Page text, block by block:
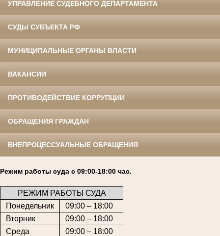
УПРАВЛЕНИЕ СУДЕБНОГО ДЕПАРТАМЕНТА
СУДЫ СУБЪЕКТА РФ
МУНИЦИПАЛЬНЫЕ ОРГАНЫ ВЛАСТИ
ВАКАНСИИ
ПРОТИВОДЕЙСТВИЕ КОРРУПЦИИ
ОБРАЩЕНИЯ ГРАЖДАН
ВНЕПРОЦЕССУАЛЬНЫЕ ОБРАЩЕНИЯ
Режим работы суда с 09:00-18:00 час.
РЕЖИМ РАБОТЫ СУДА
Понедельник
09:00 – 18:00
Вторник
09:00 – 18:00
Среда
09:00 – 18:00